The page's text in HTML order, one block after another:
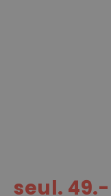
seul. 49.-